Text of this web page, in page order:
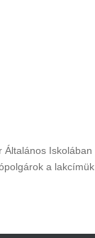
Általános Iskolában
a lakcímük